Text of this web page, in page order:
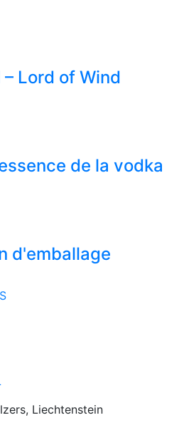
– Lord of Wind
de la vodka
d'emballage
Liechtenstein